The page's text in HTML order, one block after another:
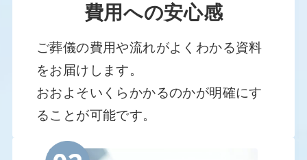
費用への安心感
ご葬儀の費用や流れがよくわかる資料
をお届けします。
おおよそいくらかかるのかが明確にす
ることが可能です。